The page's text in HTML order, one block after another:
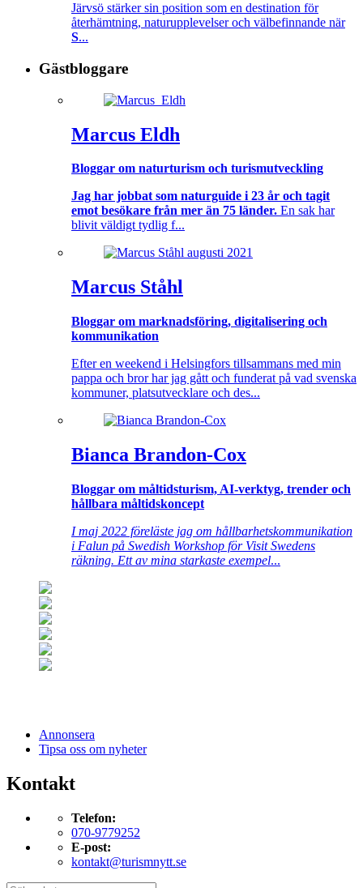
Järvsö stärker sin position som en destination för
återhämtning, naturupplevelser och välbefinnande när
S...
Gästbloggare
Marcus Eldh
Bloggar om naturturism och turismutveckling
Jag har jobbat som naturguide i 23 år och tagit
emot besökare från mer än 75 länder. En sak har
blivit väldigt tydlig f...
Marcus Ståhl
Bloggar om marknadsföring, digitalisering och
kommunikation
Efter en weekend i Helsingfors tillsammans med min
pappa och bror har jag gått och funderat på vad svenska
kommuner, platsutvecklare och des...
Bianca Brandon-Cox
Bloggar om måltidsturism, AI-verktyg, trender och
hållbara måltidskoncept
I maj 2022 föreläste jag om hållbarhetskommunikation
i Falun på Swedish Workshop för Visit Swedens
räkning. Ett av mina starkaste exempel...
Annonsera
Tipsa oss om nyheter
Kontakt
Telefon:
070-9779252
E-post:
kontakt@turismnytt.se